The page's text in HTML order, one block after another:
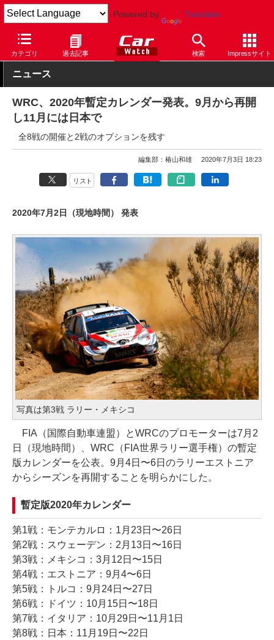
Powered by Translate
カテゴリ 過去記事 検索 Impressサイト
Car Watch モータースポーツ ラリー
ニュース
WRC、2020年暫定カレンダー発表。9月から再開
し11月には日本で
全8戦の開催と2戦のオプションを残す
編集部：椿山和雄 2020年7月3日 18:23
リスト
2020年7月2日（現地時間） 発表
写真は第3戦 ラリー・メキシコ
FIA（国際自動車連盟）とWRCのプロモーターは7月2
日（現地時間）、WRC（FIA世界ラリー選手権）の暫定
版カレンダーを公表。9月4日〜6日のラリーエストニア
からシーズンを再開することを明らかにした。
暫定版2020年カレンダー
第1戦：モンテカルロ：1月23日〜26日
第2戦：スウェーデン：2月13日〜16日
第3戦：メキシコ：3月12日〜15日
第4戦：エストニア：9月4〜6日
第5戦：トルコ：9月24日〜27日
第6戦：ドイツ：10月15日〜18日
第7戦：イタリア：10月29日〜11月1日
第8戦：日本：11月19日〜22日